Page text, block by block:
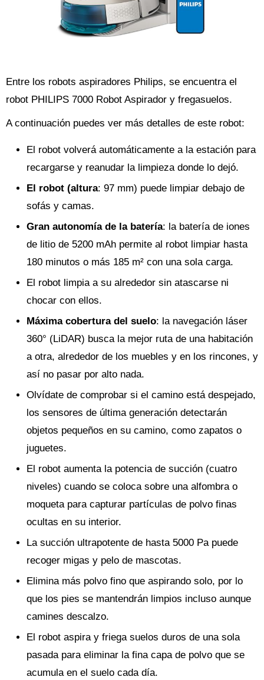
Entre los robots aspiradores Philips, se encuentra el
robot PHILIPS 7000 Robot Aspirador y fregasuelos.
A continuación puedes ver más detalles de este robot:
El robot volverá automáticamente a la estación para
recargarse y reanudar la limpieza donde lo dejó.
El robot (altura: 97 mm) puede limpiar debajo de
sofás y camas.
Gran autonomía de la batería: la batería de iones
de litio de 5200 mAh permite al robot limpiar hasta
180 minutos o más 185 m² con una sola carga.
El robot limpia a su alrededor sin atascarse ni
chocar con ellos.
Máxima cobertura del suelo: la navegación láser
360° (LiDAR) busca la mejor ruta de una habitación
a otra, alrededor de los muebles y en los rincones, y
así no pasar por alto nada.
Olvídate de comprobar si el camino está despejado,
los sensores de última generación detectarán
objetos pequeños en su camino, como zapatos o
juguetes.
El robot aumenta la potencia de succión (cuatro
niveles) cuando se coloca sobre una alfombra o
moqueta para capturar partículas de polvo finas
ocultas en su interior.
La succión ultrapotente de hasta 5000 Pa puede
recoger migas y pelo de mascotas.
Elimina más polvo fino que aspirando solo, por lo
que los pies se mantendrán limpios incluso aunque
camines descalzo.
El robot aspira y friega suelos duros de una sola
pasada para eliminar la fina capa de polvo que se
acumula en el suelo cada día.